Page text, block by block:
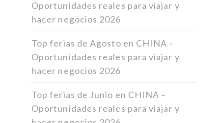
Oportunidades reales para viajar y
hacer negocios 2026
Top ferias de Agosto en CHINA –
Oportunidades reales para viajar y
hacer negocios 2026
Top ferias de Junio en CHINA –
Oportunidades reales para viajar y